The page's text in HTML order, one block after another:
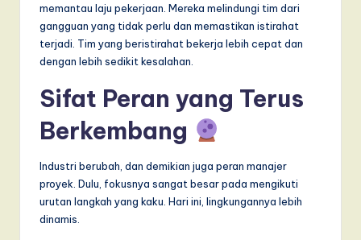
memantau laju pekerjaan. Mereka melindungi tim dari
gangguan yang tidak perlu dan memastikan istirahat
terjadi. Tim yang beristirahat bekerja lebih cepat dan
dengan lebih sedikit kesalahan.
Sifat Peran yang Terus
Berkembang
Industri berubah, dan demikian juga peran manajer
proyek. Dulu, fokusnya sangat besar pada mengikuti
urutan langkah yang kaku. Hari ini, lingkungannya lebih
dinamis.